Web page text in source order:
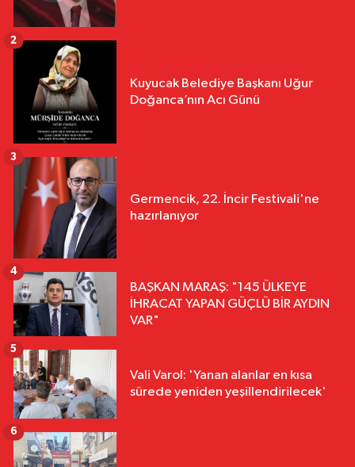
Kuyucak Belediye Başkanı Uğur
Doğanca’nın Acı Günü
2
Germencik, 22. İncir Festivali'ne
hazırlanıyor
3
BAŞKAN MARAŞ: "145 ÜLKEYE
İHRACAT YAPAN GÜÇLÜ BİR AYDIN
VAR"
4
Vali Varol: 'Yanan alanlar en kısa
sürede yeniden yeşillendirilecek'
5
6